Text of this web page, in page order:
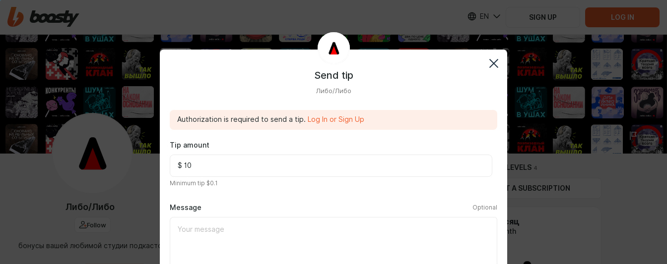
EN SIGN UP LOG IN
Либо/Либо
Follow
бонусы вашей любимой студии подкастов
ABOUT
рассказывать интересно и понятно о важном и сложном. Поэтому мы
SUBSCRIPTION LEVELS 4
GIFT A SUBSCRIPTION
350₽ в месяц
$4.6 per month
Send tip
Либо/Либо
Authorization is required to send a tip. Log In or Sign Up
Tip amount
Minimum tip $0.1
Message Optional